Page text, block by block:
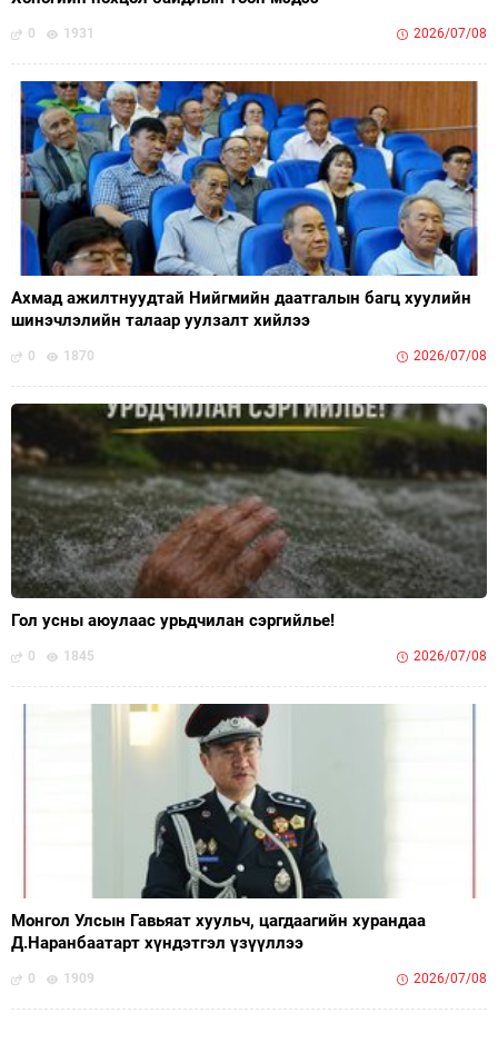
0 1931 2026/07/08
Ахмад ажилтнуудтай Нийгмийн даатгалын багц хуулийн
шинэчлэлийн талаар уулзалт хийлээ
0 1870 2026/07/08
Гол усны аюулаас урьдчилан сэргийлье!
0 1845 2026/07/08
Монгол Улсын Гавьяат хуульч, цагдаагийн хурандаа
Д.Наранбаатарт хүндэтгэл үзүүллээ
0 1909 2026/07/08